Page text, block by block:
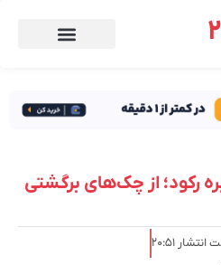
رکود؛ از چک‌های برگشتی
انتشار ۲۰:۵۱